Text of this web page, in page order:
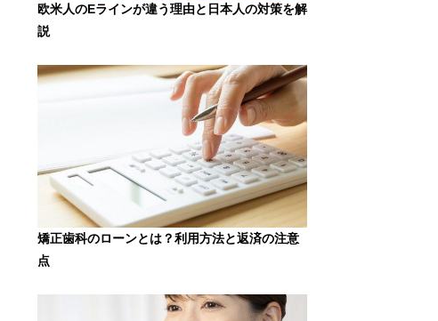
欧米人のEラインが違う理由と日本人の対策を解
説
矯正歯科のローンとは？利用方法と返済の注意
点